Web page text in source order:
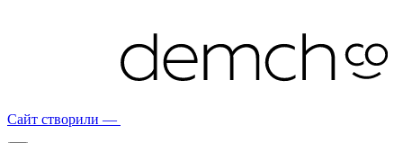
Сайт створили —